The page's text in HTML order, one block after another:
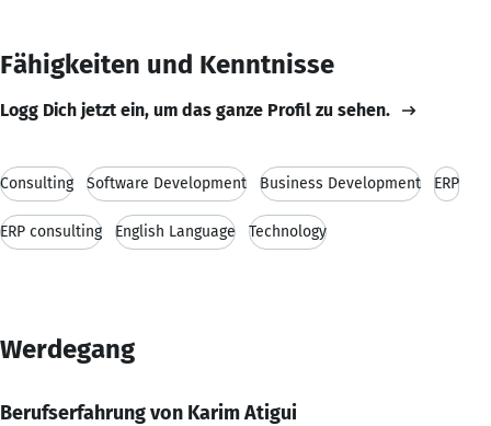
Fähigkeiten und Kenntnisse
Logg Dich jetzt ein, um das ganze Profil zu sehen.
Consulting Software Development Business Development ERP
ERP consulting English Language Technology
Werdegang
Berufserfahrung von Karim Atigui